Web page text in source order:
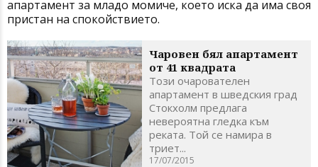
апартамент за младо момиче, което иска да има своя
пристан на спокойствието.
Чаровен бял апартамент
от 41 квадрата
Този очарователен
апартамент в шведския град
Стокхолм предлага
невероятна гледка към
реката. Той се намира в
триет...
17/07/2015